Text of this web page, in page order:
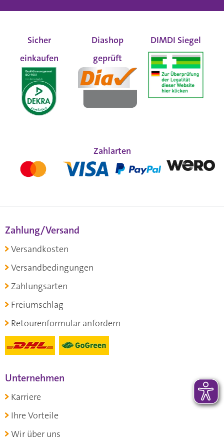
Sicher
einkaufen
Diashop
geprüft
DIMDI Siegel
Zahlarten
Zahlung/Versand
Versandkosten
Versandbedingungen
Zahlungsarten
Freiumschlag
Retourenformular anfordern
Unternehmen
Karriere
Ihre Vorteile
Wir über uns